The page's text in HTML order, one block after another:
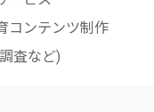
テンツ制作
など)